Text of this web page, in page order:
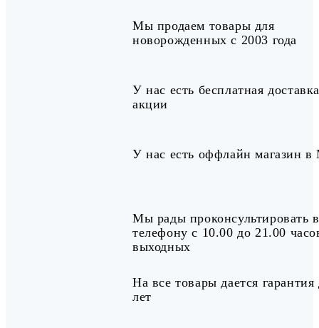
Мы продаем товары для
новорожденных с 2003 года
У нас есть бесплатная
акции
У нас есть оффлайн магазин в
Мы рады проконсультировать
телефону с 10.00 до 21.00
выходных
На все товары дается гарантия
лет